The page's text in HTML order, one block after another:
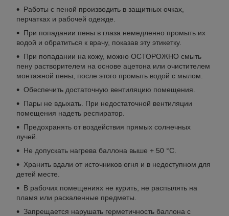
Работы с пеной производить в защитных очках,
перчатках и рабочей одежде.
При попадании пены в глаза немедленно промыть их
водой и обратиться к врачу, показав эту этикетку.
При попадании на кожу, можно ОСТОРОЖНО смыть
пену растворителем на основе ацетона или очистителем
монтажной пены, после этого промыть водой с мылом.
Обеспечить достаточную вентиляцию помещения.
Пары не вдыхать. При недостаточной вентиляции
помещения надеть респиратор.
Предохранять от воздействия прямых солнечных
лучей.
Не допускать нагрева баллона выше + 50 °С.
Хранить вдали от источников огня и в недоступном для
детей месте.
В рабочих помещениях не курить, не распылять на
пламя или раскаленные предметы.
Запрещается нарушать герметичность баллона с